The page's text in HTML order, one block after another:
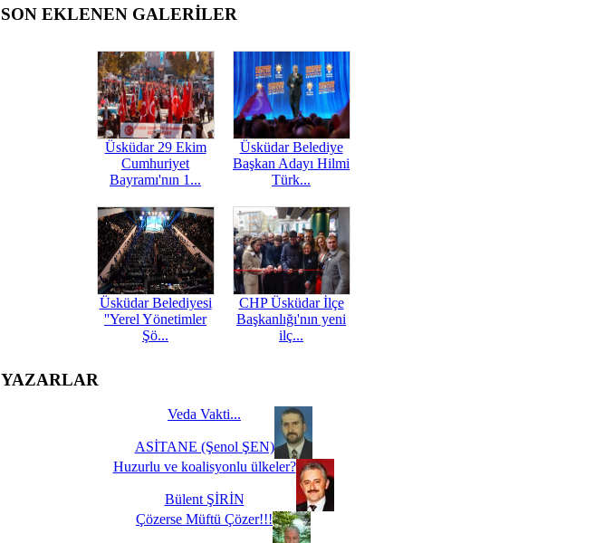
SON EKLENEN GALERİLER
Üsküdar 29 Ekim
Cumhuriyet
Bayramı'nın 1...
Üsküdar Belediye
Başkan Adayı Hilmi
Türk...
Üsküdar Belediyesi
''Yerel Yönetimler
Şö...
CHP Üsküdar İlçe
Başkanlığı'nın yeni
ilç...
YAZARLAR
Veda Vakti...
ASİTANE (Şenol ŞEN)
Huzurlu ve koalisyonlu ülkeler?
Bülent ŞİRİN
Çözerse Müftü Çözer!!!